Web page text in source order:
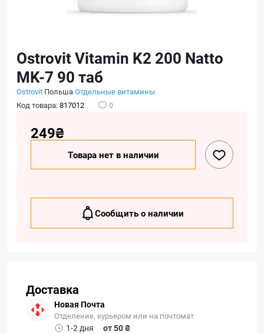
Ostrovit Vitamin K2 200 Natto
MK-7 90 таб
Ostrovit ПольшаОтдельные витамины
Код товара:817012 0
249₴
Товара нет в наличии
Сообщить о наличии
Доставка
Новая Почта
Отделение, курьером или на почтомат
1-2 дня
от 50 ₴